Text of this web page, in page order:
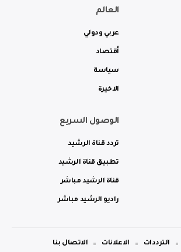
العالم
عربي ودولي
أقتصاد
سياسة
الاخيرة
الوصول السريع
تردد قناة الرشيد
تطبيق قناة الرشيد
قناة الرشيد مباشر
راديو الرشيد مباشر
الترددات الاعلانات الاتصال بنا